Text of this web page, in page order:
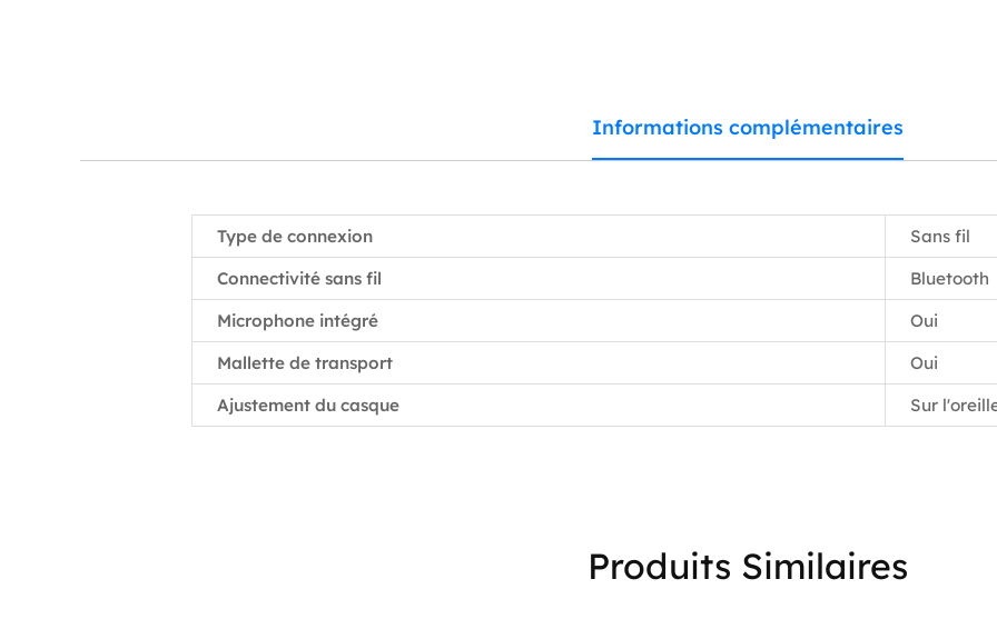
Informations complémentaires
Type de connexion
Sans fil
Connectivité sans fil
Bluetooth
Microphone intégré
Oui
Mallette de transport
Oui
Ajustement du casque
Sur
Produits Similaires